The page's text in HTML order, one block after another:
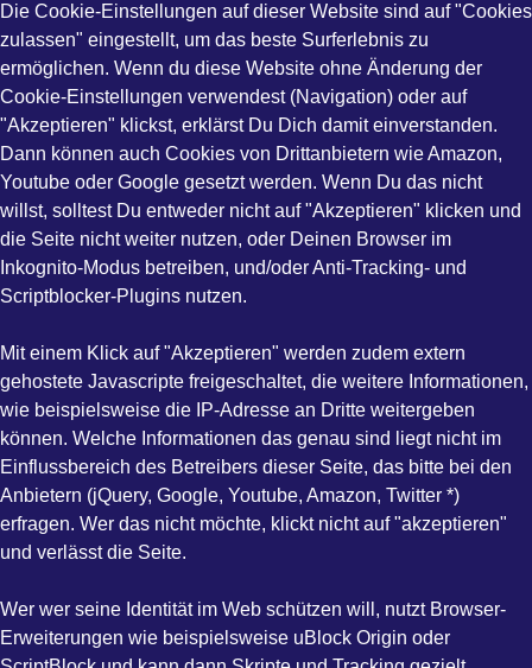
Die Cookie-Einstellungen auf dieser Website sind auf "Cookies
zulassen" eingestellt, um das beste Surferlebnis zu
ermöglichen. Wenn du diese Website ohne Änderung der
Cookie-Einstellungen verwendest (Navigation) oder auf
"Akzeptieren" klickst, erklärst Du Dich damit einverstanden.
Dann können auch Cookies von Drittanbietern wie Amazon,
Youtube oder Google gesetzt werden. Wenn Du das nicht
willst, solltest Du entweder nicht auf "Akzeptieren" klicken und
die Seite nicht weiter nutzen, oder Deinen Browser im
Inkognito-Modus betreiben, und/oder Anti-Tracking- und
Scriptblocker-Plugins nutzen.
Mit einem Klick auf "Akzeptieren" werden zudem extern
gehostete Javascripte freigeschaltet, die weitere Informationen,
wie beispielsweise die IP-Adresse an Dritte weitergeben
können. Welche Informationen das genau sind liegt nicht im
Einflussbereich des Betreibers dieser Seite, das bitte bei den
Anbietern (jQuery, Google, Youtube, Amazon, Twitter *)
erfragen. Wer das nicht möchte, klickt nicht auf "akzeptieren"
und verlässt die Seite.
Wer wer seine Identität im Web schützen will, nutzt Browser-
Erweiterungen wie beispielsweise uBlock Origin oder